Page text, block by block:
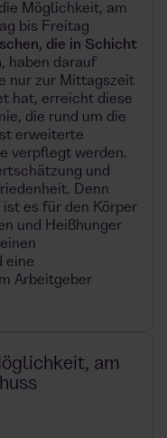
Möglichkeit, am
bis Freitag
die in Schicht
, haben darauf
nur zur Mittagszeit
hat, erreicht diese
die rund um die
erweiterte
verpflegt werden.
und
Denn
es für den Körper
und Heißhunger
eine
Arbeitgeber
am